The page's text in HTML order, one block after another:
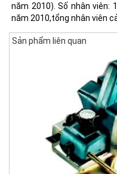
năm 2010). Số nhân viên:
năm 2010,tổng nhân viên
Sản phẩm liên quan